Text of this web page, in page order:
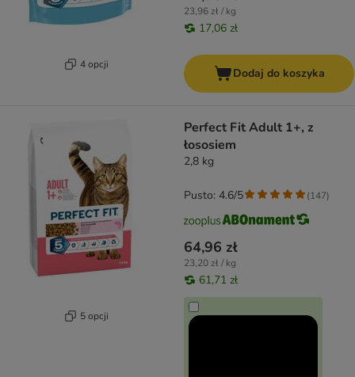
4 opcji
23,96 zł / kg
17,06 zł
Dodaj do koszyka
5 opcji
Perfect Fit Adult 1+, z
łososiem
2,8 kg
64,96 zł
23,20 zł / kg
61,71 zł
Pusto: 4.6/5 (147)